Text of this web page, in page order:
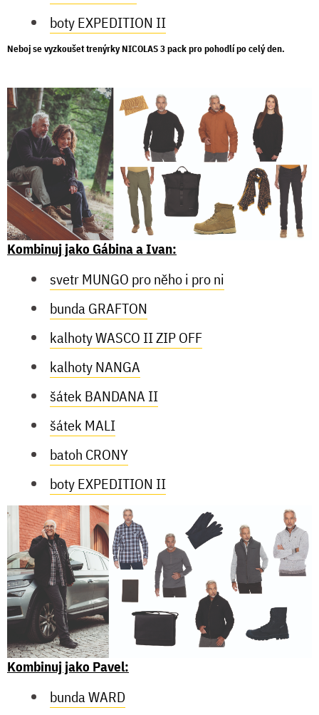
boty EXPEDITION II
Neboj se vyzkoušet trenýrkyNICOLAS 3 packpro pohodlí po celý den.
Kombinuj jako Gábina a Ivan:
svetr MUNGO pro něho i pro ni
bunda GRAFTON
kalhoty WASCO II ZIP OFF
kalhoty NANGA
šátek BANDANA II
šátek MALI
batoh CRONY
boty EXPEDITION II
Kombinuj jako Pavel:
bunda WARD